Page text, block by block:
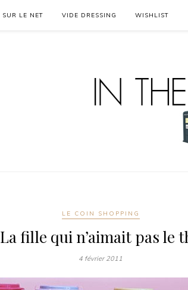
SUR LE NET VIDE DRESSING WISHLIST
LE COIN SHOPPING
La fille qui n’aimait pas le
4 février 2011